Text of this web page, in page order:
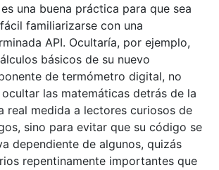
una buena práctica para que sea
familiarizarse con una
API. Ocultaría, por ejemplo,
básicos de su nuevo
de termómetro digital, no
ocultar las matemáticas detrás de la
real medida a lectores curiosos de
sino para evitar que su código se
dependiente de algunos, quizás
repentinamente importantes que